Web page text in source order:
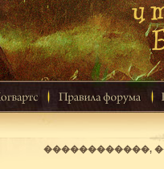
������������,